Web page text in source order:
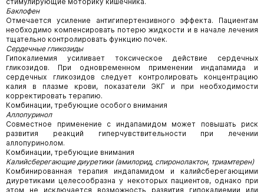
Баклофен
Отмечается усиление антигипертензивного эффекта. Пациентам
необходимо компенсировать потерю жидкости и в начале лечения
тщательно контролировать функцию почек.
Сердечные гликозиды
Гипокалиемия усиливает токсическое действие сердечных
гликозидов. При одновременном применении индапамида и
сердечных гликозидов следует контролировать концентрацию
калия в плазме крови, показатели ЭКГ и при необходимости
корректировать терапию.
Комбинации, требующие особого внимания
Аллопуринол
Совместное применение с индапамидом может повышать риск
развития реакций гиперчувствительности при лечении
аллопуринолом.
Комбинации, требующие внимания
Калийсберегающие диуретики (амилорид, спиронолактон, триамтерен)
Комбинированная терапия индапамидом и калийсберегающими
диуретиками целесообразна у некоторых пациентов, однако при
этом не исключается возможность развития гипокалиемии или